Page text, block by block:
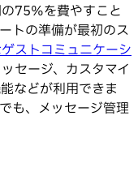
75%を費やすこと
トの準備が最初のス
ゲストコミュニケーシ
セージ、カスタマイ
などが利用できま
も、メッセージ管理